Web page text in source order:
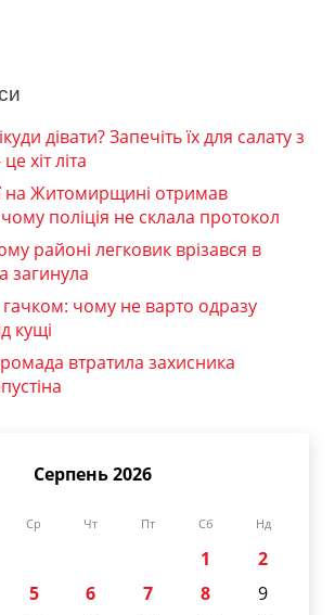
дівати? Запечіть їх для салату з
хіт літа
на Житомирщині отримав
поліція не склала протокол
районі легковик врізався в
загинула
гачком: чому не варто одразу
кущі
втратила захисника
Серпень 2026
Ср Чт Пт Сб Нд
1
2
5 6 7 8
9